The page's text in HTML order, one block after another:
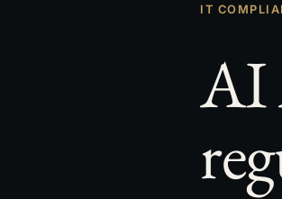
IT
AI